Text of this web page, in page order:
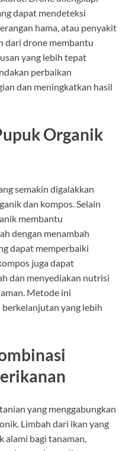
dapat mendeteksi
hama, atau penyakit
dari drone membantu
yang lebih tepat
perbaikan
dan meningkatkan hasil
Organik
semakin digalakkan
dan kompos. Selain
membantu
dengan menambah
dapat memperbaiki
juga dapat
dan menyediakan nutrisi
Metode ini
yang lebih
yang menggabungkan
Limbah dari ikan yang
alami bagi tanaman,